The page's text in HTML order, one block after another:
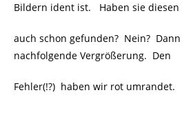
Bildern ident ist. Haben sie diesen
auch schon gefunden? Nein?
nachfolgende Vergrößerung. Den
Fehler(!?) haben wir rot umrandet.